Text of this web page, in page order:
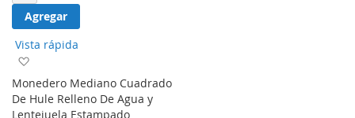
Agregar
Vista rápida
la
lista
Monedero Mediano Cuadrado
De Hule Relleno De Agua y
Lentejuela Estampado